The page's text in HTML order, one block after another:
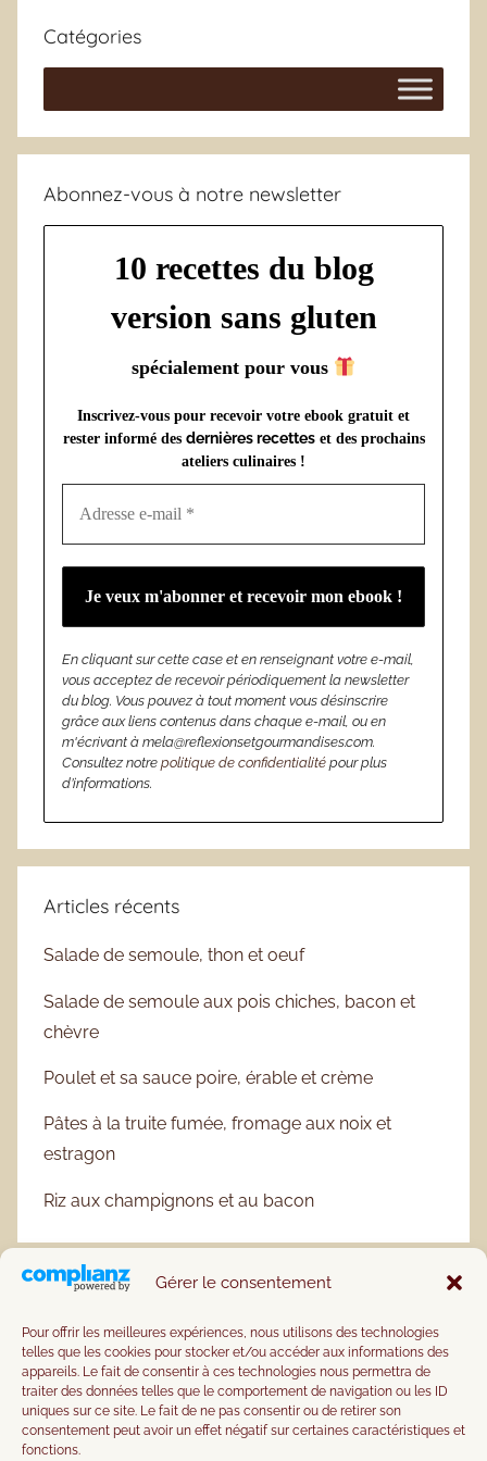
Gérer le consentement
Pour offrir les meilleures expériences, nous utilisons des technologies
telles que les cookies pour stocker et/ou accéder aux informations des
appareils. Le fait de consentir à ces technologies nous permettra de
traiter des données telles que le comportement de navigation ou les ID
uniques sur ce site. Le fait de ne pas consentir ou de retirer son
consentement peut avoir un effet négatif sur certaines caractéristiques et
fonctions.
Catégories
Abonnez-vous à notre newsletter
10 recettes du blog
version sans gluten
spécialement pour vous
Inscrivez-vous pour recevoir votre ebook gratuit et
rester informé des dernières recettes et des prochains
ateliers culinaires !
En cliquant sur cette case et en renseignant votre e-mail,
vous acceptez de recevoir périodiquement la newsletter
du blog. Vous pouvez à tout moment vous désinscrire
grâce aux liens contenus dans chaque e-mail, ou en
m'écrivant à mela@reflexionsetgourmandises.com.
Consultez notre politique de confidentialité pour plus
d’informations.
Articles récents
Salade de semoule, thon et oeuf
Salade de semoule aux pois chiches, bacon et
chèvre
Poulet et sa sauce poire, érable et crème
Pâtes à la truite fumée, fromage aux noix et
estragon
Riz aux champignons et au bacon